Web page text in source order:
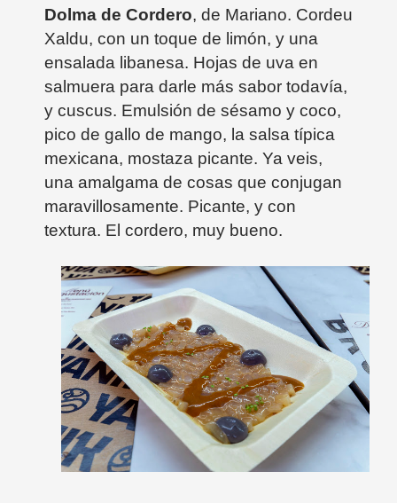
Dolma de Cordero, de Mariano. Cordeu
Xaldu, con un toque de limón, y una
ensalada libanesa. Hojas de uva en
salmuera para darle más sabor todavía,
y cuscus. Emulsión de sésamo y coco,
pico de gallo de mango, la salsa típica
mexicana, mostaza picante. Ya veis,
una amalgama de cosas que conjugan
maravillosamente. Picante, y con
textura. El cordero, muy bueno.